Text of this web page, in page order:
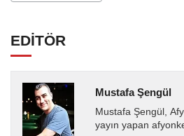
EDİTÖR
Mustafa Şengül
Mustafa Şengül,
yayın yapan